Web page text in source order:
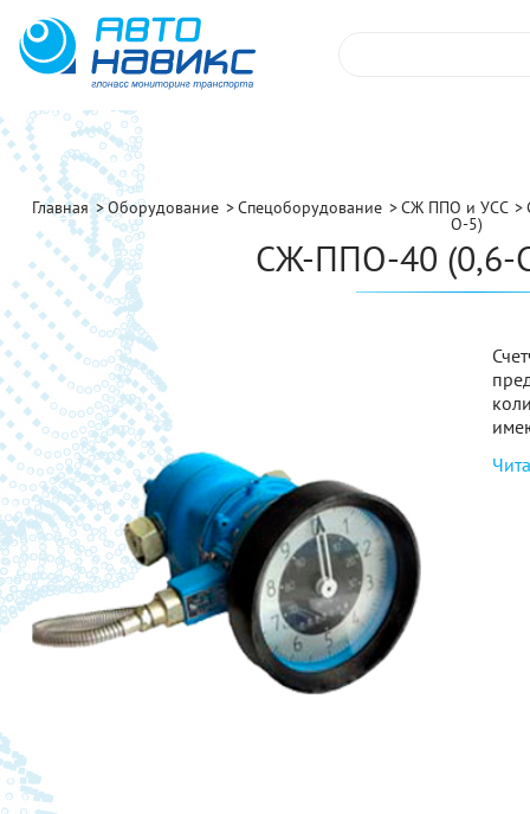
Главная Оборудование Спецоборудование СЖ ППО и УСС
О-5)
СЖ-ППО-40 (0,6-